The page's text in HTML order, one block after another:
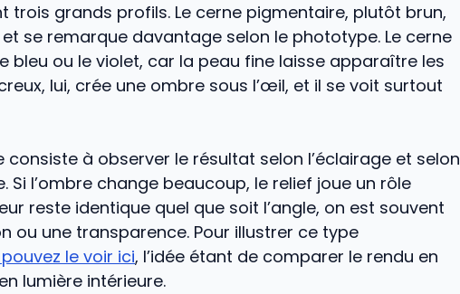
trois grands profils. Le cerne pigmentaire, plutôt brun,
se remarque davantage selon le phototype. Le cerne
bleu ou le violet, car la peau fine laisse apparaître les
lui, crée une ombre sous l’œil, et il se voit surtout
consiste à observer le résultat selon l’éclairage et selon
Si l’ombre change beaucoup, le relief joue un rôle
reste identique quel que soit l’angle, on est souvent
ou une transparence. Pour illustrer ce type
le voir ici, l’idée étant de comparer le rendu en
lumière intérieure.